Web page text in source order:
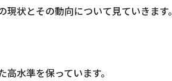
状とその動向について見ていきます。
水準を保っています。